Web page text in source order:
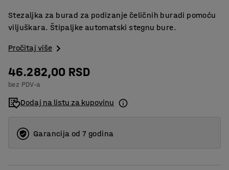
Stezaljka za burad za podizanje čeličnih buradi pomoću
viljuškara. Štipaljke automatski stegnu bure.
Pročitaj više
46.282,00 RSD
bez PDV-a
Dodaj na listu za kupovinu
Garancija od 7 godina